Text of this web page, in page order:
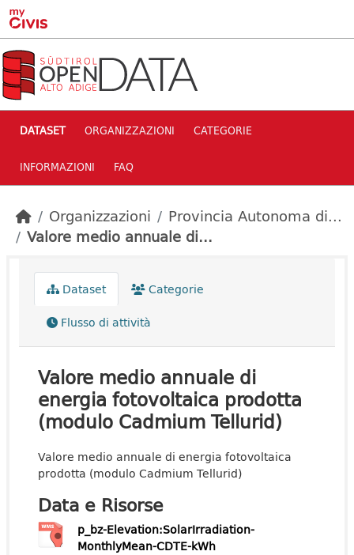
Skip to main content
DATASET ORGANIZZAZIONI CATEGORIE
INFORMAZIONI FAQ
Organizzazioni
Provincia Autonoma di...
Valore medio annuale di...
Dataset
Categorie
Flusso di attività
Valore medio annuale di
energia fotovoltaica prodotta
(modulo Cadmium Tellurid)
Valore medio annuale di energia fotovoltaica
prodotta (modulo Cadmium Tellurid)
Data e Risorse
p_bz-Elevation:SolarIrradiation-
MonthlyMean-CDTE-kWh